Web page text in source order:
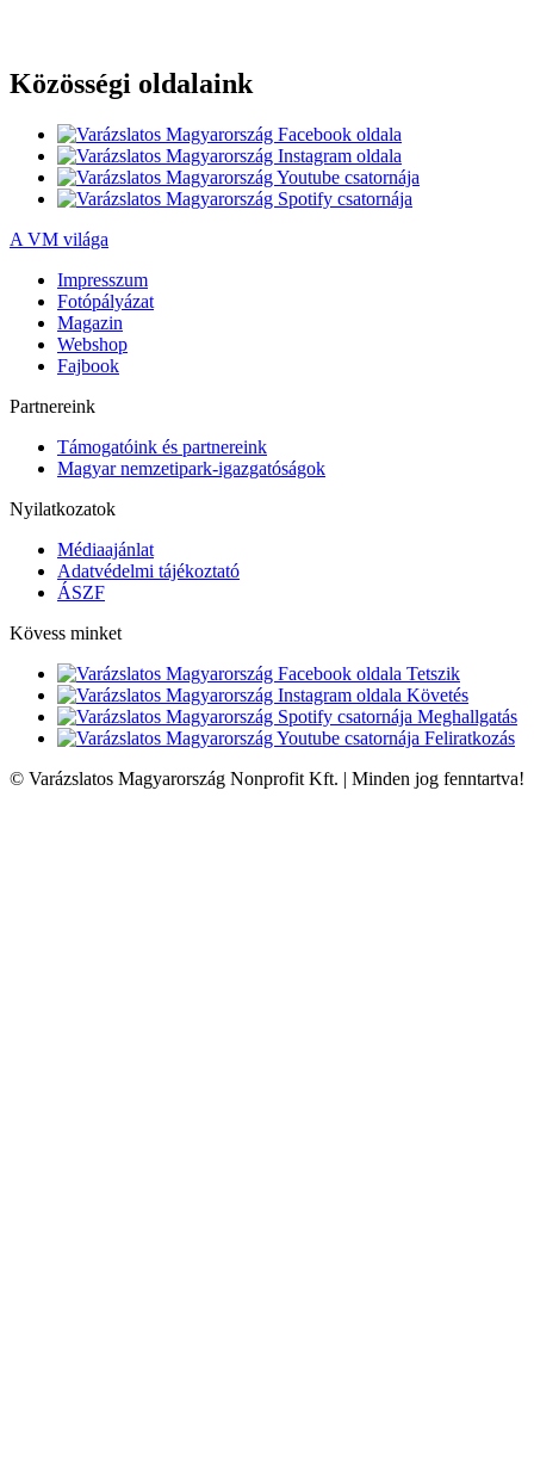
Közösségi oldalaink
A VM világa
Impresszum
Fotópályázat
Magazin
Webshop
Fajbook
Partnereink
Támogatóink és partnereink
Magyar nemzetipark-igazgatóságok
Nyilatkozatok
Médiaajánlat
Adatvédelmi tájékoztató
ÁSZF
Kövess minket
Tetszik
Követés
Meghallgatás
Feliratkozás
© Varázslatos Magyarország Nonprofit Kft. | Minden jog fenntartva!